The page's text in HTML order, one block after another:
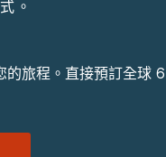
。
的旅程。直接預訂全球 6